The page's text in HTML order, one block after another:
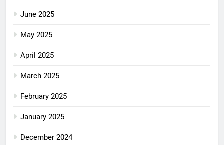
June 2025
May 2025
April 2025
March 2025
February 2025
January 2025
December 2024